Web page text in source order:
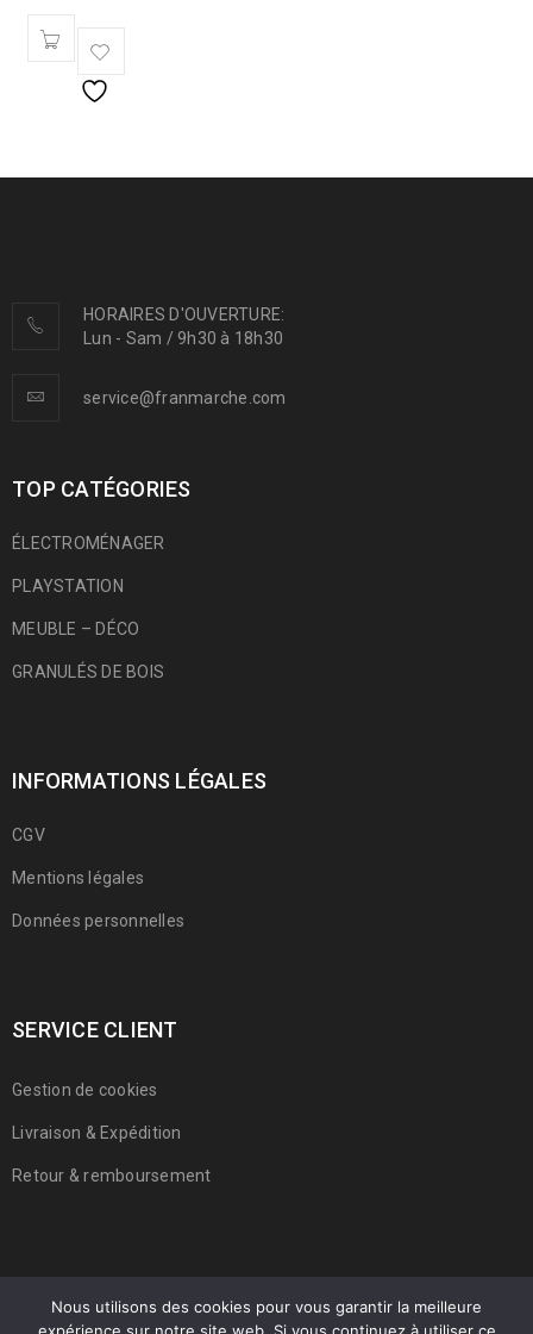
HORAIRES D'OUVERTURE:
Lun - Sam / 9h30 à 18h30
service@franmarche.com
TOP CATÉGORIES
ÉLECTROMÉNAGER
PLAYSTATION
MEUBLE – DÉCO
GRANULÉS DE BOIS
INFORMATIONS LÉGALES
CGV
Mentions légales
Données personnelles
SERVICE CLIENT
Gestion de cookies
Livraison & Expédition
Retour & remboursement
Nous utilisons des cookies pour vous garantir la meilleure